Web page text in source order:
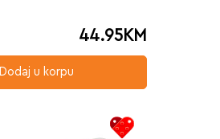
44.95KM
Dodaj u korpu